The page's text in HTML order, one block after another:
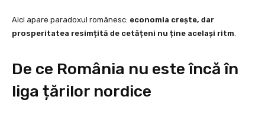
Aici apare paradoxul românesc: economia crește, dar
prosperitatea resimțită de cetățeni nu ține același ritm.
De ce România nu este încă în
liga țărilor nordice